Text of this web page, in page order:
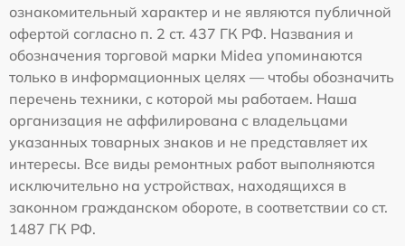
ознакомительный характер и не являются публичной
офертой согласно п. 2 ст. 437 ГК РФ. Названия и
обозначения торговой марки Midea упоминаются
только в информационных целях — чтобы обозначить
перечень техники, с которой мы работаем. Наша
организация не аффилирована с владельцами
указанных товарных знаков и не представляет их
интересы. Все виды ремонтных работ выполняются
исключительно на устройствах, находящихся в
законном гражданском обороте, в соответствии со ст.
1487 ГК РФ.